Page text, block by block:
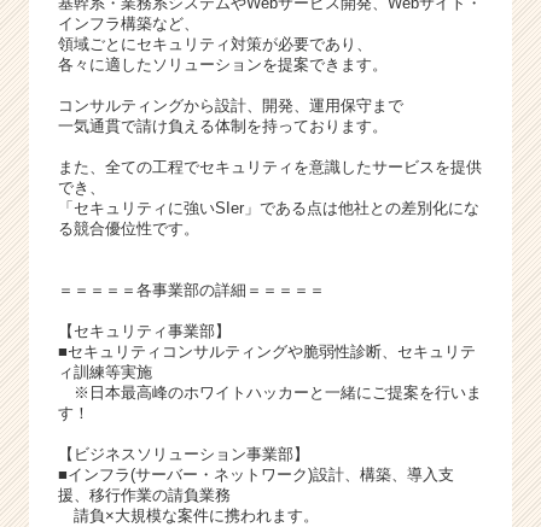
インフラ構築など、
領域ごとにセキュリティ対策が必要であり、
各々に適したソリューションを提案できます。
コンサルティングから設計、開発、運用保守まで
一気通貫で請け負える体制を持っております。
また、全ての工程でセキュリティを意識したサービスを提供
でき、
「セキュリティに強いSIer」である点は他社との差別化にな
る競合優位性です。
＝＝＝＝＝各事業部の詳細＝＝＝＝＝
【セキュリティ事業部】
■セキュリティコンサルティングや脆弱性診断、セキュリテ
ィ訓練等実施
※日本最高峰のホワイトハッカーと一緒にご提案を行いま
す！
【ビジネスソリューション事業部】
■インフラ(サーバー・ネットワーク)設計、構築、導入支
援、移行作業の請負業務
請負×大規模な案件に携われます。